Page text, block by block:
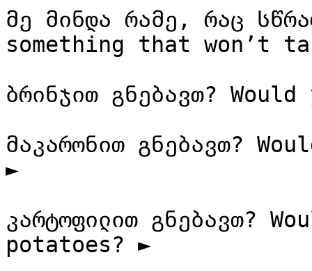
მე მინდა რამე, რაც
something that won’t
ბრინჯით გნებავთ?
მაკარონით გნებავთ?
►
კარტოფილით გნებავთ?
potatoes? ►